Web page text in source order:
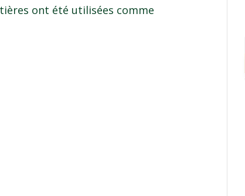
ont été utilisées comme